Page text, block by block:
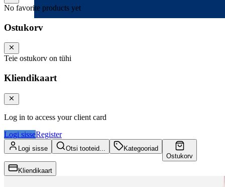
No favorite products yet
Ostukorv
Teie ostukorv on tühi
Kliendikaart
Log in to access your client card
Logi sisseRegister
Logi sisse Otsi tooteid...
Kategooriad
Ostukorv
Kliendikaart